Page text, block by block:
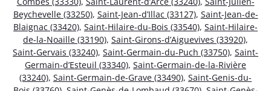
Beychevelle (33250), Saint-Jean-d’Illac (33127), Saint-Jean-de-
Blaignac (33420), Saint-Hilaire-du-Bois (33540), Saint-Hilaire-
de-la-Noaille (33190), Saint-Girons-d’Aiguevives (33920),
Saint-Gervais (33240), Saint-Germain-du-Puch (33750), Saint-
Germain-d’Esteuil (33340), Saint-Germain-de-la-Rivière
(33240), Saint-Germain-de-Grave (33490), Saint-Genis-du-